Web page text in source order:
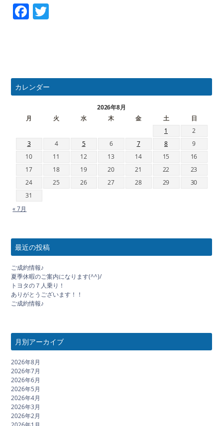
Facebook
カレンダー
2026年8月
月
火 水 木 金 土
日
1
2
3
4 5 6 7 8
9
10
11 12 13 14 15
16
17
18 19 20 21 22
23
24
25 26 27 28 29
30
31
« 7月
最近の投稿
ご成約情報♪
夏季休暇のご案内になります(^^)/
トヨタの７人乗り！
ありがとうございます！！
ご成約情報♪
月別アーカイブ
2026年8月
2026年7月
2026年6月
2026年5月
2026年4月
2026年3月
2026年2月